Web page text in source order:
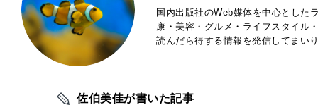
国内出版社のWeb媒体を中心とした
康・美容・グルメ・ライフスタイル
読んだら得する情報を発信してまい
佐伯美佳が書いた記事